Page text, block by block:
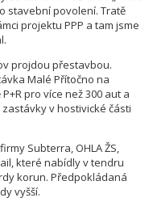
stavební povolení. Tratě
projektu PPP a tam jsme
projdou přestavbou.
Malé Přítočno na
pro více než 300 aut a
v hostivické části
Subterra, OHLA ŽS,
které nabídly v tendru
korun. Předpokládaná
vyšší.